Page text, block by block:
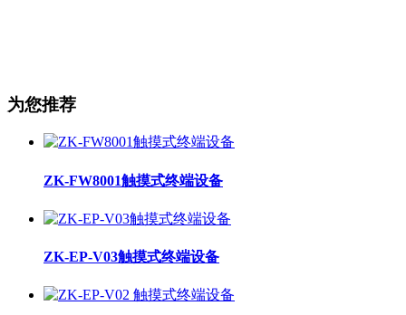
为您推荐
ZK-FW8001触摸式终端设备
ZK-EP-V03触摸式终端设备